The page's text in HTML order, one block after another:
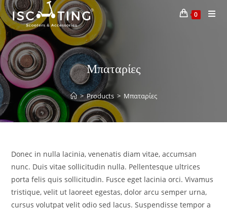
0
Μπαταρίες
> Products > Μπαταρίες
Donec in nulla lacinia, venenatis diam vitae, accumsan
nunc. Duis vitae sollicitudin nulla. Pellentesque ultrices
porta felis quis sollicitudin. Fusce eget lacinia orci. Vivamus
tristique, velit ut laoreet egestas, dolor arcu semper urna,
cursus volutpat velit odio sed lacus. Suspendisse tempor a